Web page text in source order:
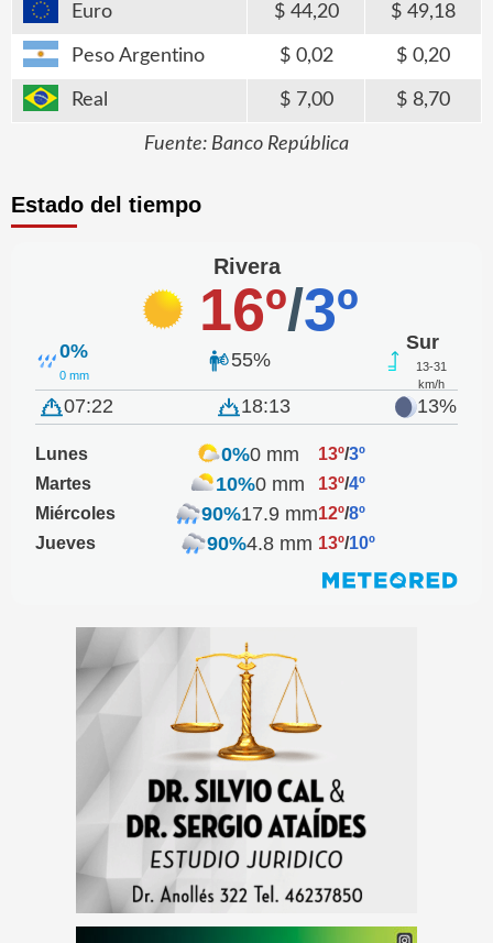
Euro 44,20 49,18
Peso Argentino 0,02 0,20
Real 7,00 8,70
Fuente: Banco República
Estado del tiempo
Rivera
16º/3º
0%
0 mm
55%
Sur
13-31
km/h
07:22 18:13 13%
Lunes 0%0 mm 13º/3º
Martes
10%0 mm 13º/4º
Miércoles
90%17.9 mm12º/8º
Jueves
90%4.8 mm 13º/10º